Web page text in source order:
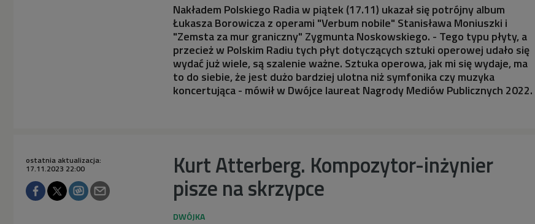
Nakładem Polskiego Radia w piątek (17.11) ukazał się potrójny album
Łukasza Borowicza z operami "Verbum nobile" Stanisława Moniuszki i
"Zemsta za mur graniczny" Zygmunta Noskowskiego. - Tego typu płyty, a
przecież w Polskim Radiu tych płyt dotyczących sztuki operowej udało się
wydać już wiele, są szalenie ważne. Sztuka operowa, jak mi się wydaje, ma
to do siebie, że jest dużo bardziej ulotna niż symfonika czy muzyka
koncertująca - mówił w Dwójce laureat Nagrody Mediów Publicznych 2022.
Kurt Atterberg. Kompozytor-inżynier
pisze na skrzypce
ostatnia aktualizacja:
17.11.2023 22:00